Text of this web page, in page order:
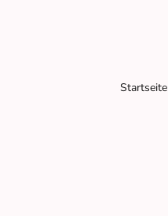
Startseite